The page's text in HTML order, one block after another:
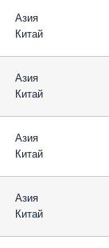
Азия
Китай
Азия
Китай
Азия
Китай
Азия
Китай